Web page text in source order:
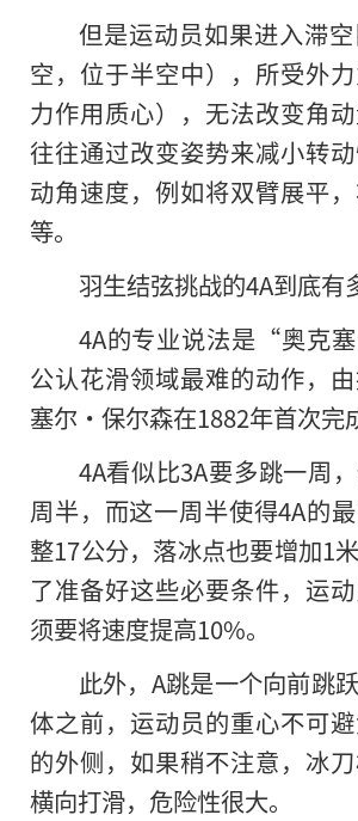
但是运动员如果进入滞
空，位于半空中），所受外
力作用质心），无法改变角
往往通过改变姿势来减小转
动角速度，例如将双臂展平
等。
羽生结弦挑战的4A到底有
4A的专业说法是“奥克
公认花滑领域最难的动作，
塞尔·保尔森在1882年首次完
4A看似比3A要多跳一周
周半，而这一周半使得4A的
整17公分，落冰点也要增加1
了准备好这些必要条件，运
须要将速度提高10%。
此外，A跳是一个向前跳
体之前，运动员的重心不可
的外侧，如果稍不注意，冰
横向打滑，危险性很大。